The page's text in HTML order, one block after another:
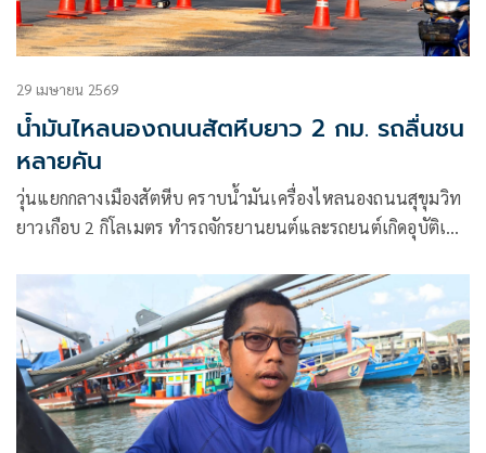
29 เมษายน 2569
น้ำมันไหลนองถนนสัตหีบยาว 2 กม. รถลื่นชน
หลายคัน
วุ่นแยกกลางเมืองสัตหีบ คราบน้ำมันเครื่องไหลนองถนนสุขุมวิท
ยาวเกือบ 2 กิโลเมตร ทำรถจักรยานยนต์และรถยนต์เกิดอุบัติเหตุ
ตรวจกล้องล่าต้นตอรถน้ำมันรั่ว